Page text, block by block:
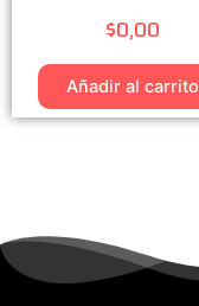
$0,00
Añadir al carrito